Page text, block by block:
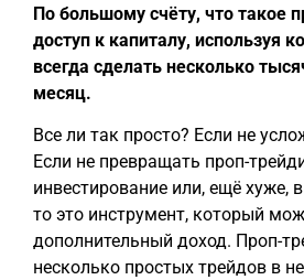
По большому счёту, что такое
доступ к капиталу, используя
всегда сделать несколько
месяц.
Все ли так просто? Если не
Если не превращать проп-
инвестирование или, ещё хуже,
то это инструмент, который
дополнительный доход. Проп-
несколько простых трейдов в